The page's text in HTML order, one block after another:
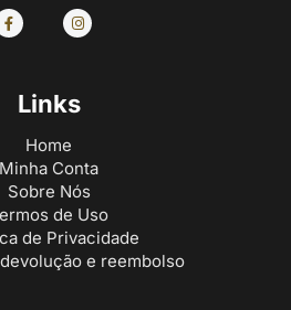
Links
Home
Minha Conta
Sobre Nós
de Uso
de Privacidade
e reembolso